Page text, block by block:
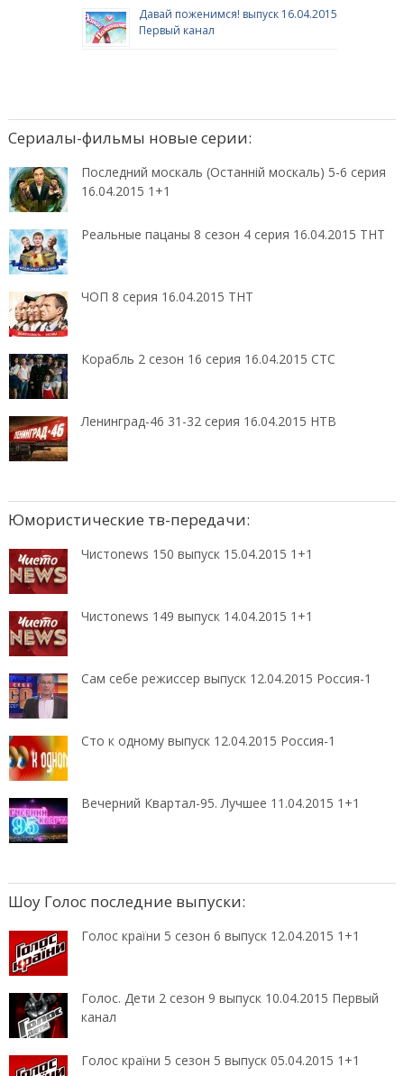
Давай поженимся! выпуск 16.04.2015
Первый канал
Сериалы-фильмы новые серии:
Последний москаль (Останній москаль) 5-6 серия
16.04.2015 1+1
Реальные пацаны 8 сезон 4 серия 16.04.2015 ТНТ
ЧОП 8 серия 16.04.2015 ТНТ
Корабль 2 сезон 16 серия 16.04.2015 СТС
Ленинград-46 31-32 серия 16.04.2015 НТВ
Юмористические тв-передачи:
Чистоnews 150 выпуск 15.04.2015 1+1
Чистоnews 149 выпуск 14.04.2015 1+1
Сам себе режиссер выпуск 12.04.2015 Россия-1
Сто к одному выпуск 12.04.2015 Россия-1
Вечерний Квартал-95. Лучшее 11.04.2015 1+1
Шоу Голос последние выпуски:
Голос країни 5 сезон 6 выпуск 12.04.2015 1+1
Голос. Дети 2 сезон 9 выпуск 10.04.2015 Первый
канал
Голос країни 5 сезон 5 выпуск 05.04.2015 1+1